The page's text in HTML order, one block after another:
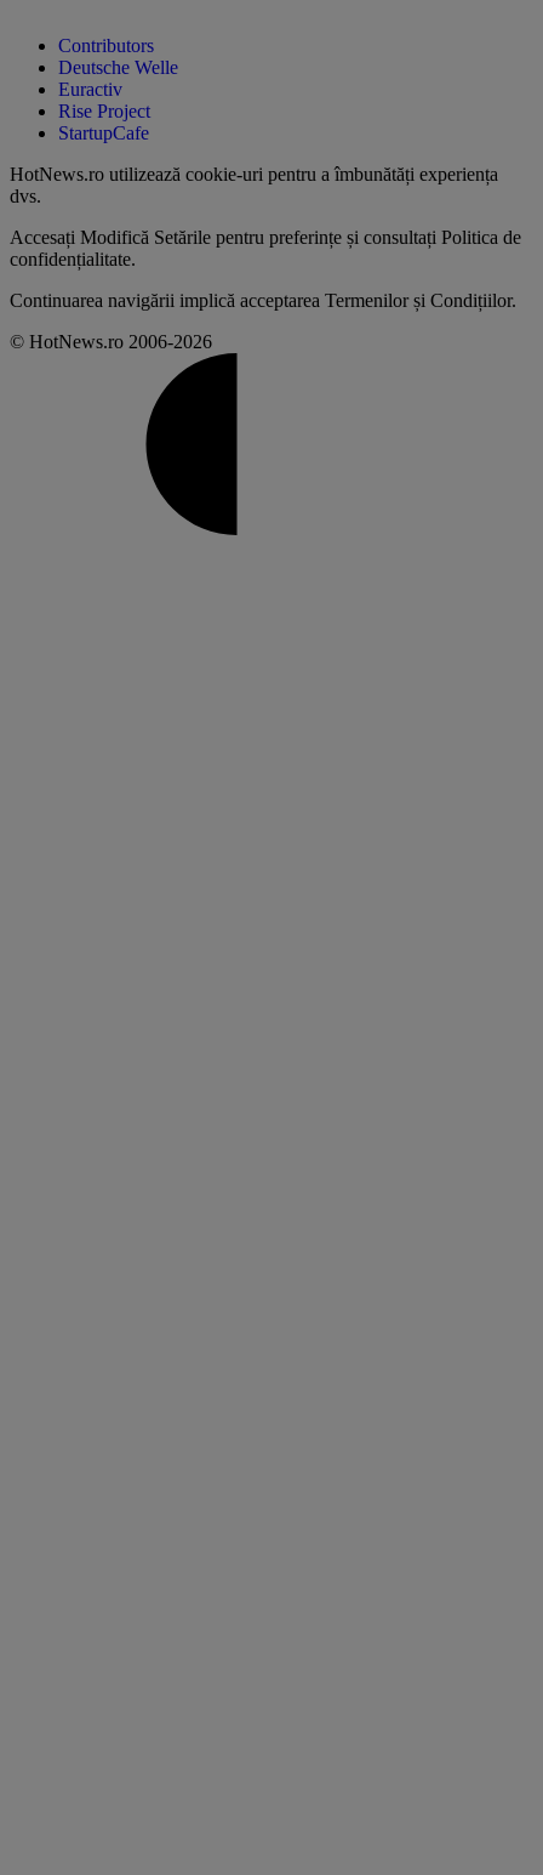
Contributors
Deutsche Welle
Euractiv
Rise Project
StartupCafe
HotNews.ro utilizează cookie-uri pentru a îmbunătăți experiența
dvs.
Accesați Modifică Setările pentru preferințe și consultați Politica de
confidențialitate.
Continuarea navigării implică acceptarea Termenilor și Condițiilor.
© HotNews.ro 2006-2026